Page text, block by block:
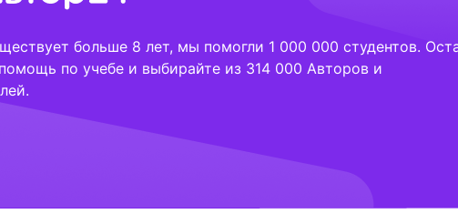
больше 8 лет, мы помогли 1 000 000 студентов.
по учебе и выбирайте из 314 000 Авторов и